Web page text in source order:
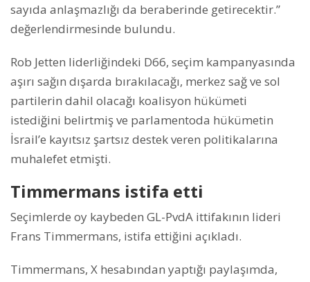
sayıda anlaşmazlığı da beraberinde getirecektir.”
değerlendirmesinde bulundu.
Rob Jetten liderliğindeki D66, seçim kampanyasında
aşırı sağın dışarda bırakılacağı, merkez sağ ve sol
partilerin dahil olacağı koalisyon hükümeti
istediğini belirtmiş ve parlamentoda hükümetin
İsrail’e kayıtsız şartsız destek veren politikalarına
muhalefet etmişti.
Timmermans istifa etti
Seçimlerde oy kaybeden GL-PvdA ittifakının lideri
Frans Timmermans, istifa ettiğini açıkladı.
Timmermans, X hesabından yaptığı paylaşımda,